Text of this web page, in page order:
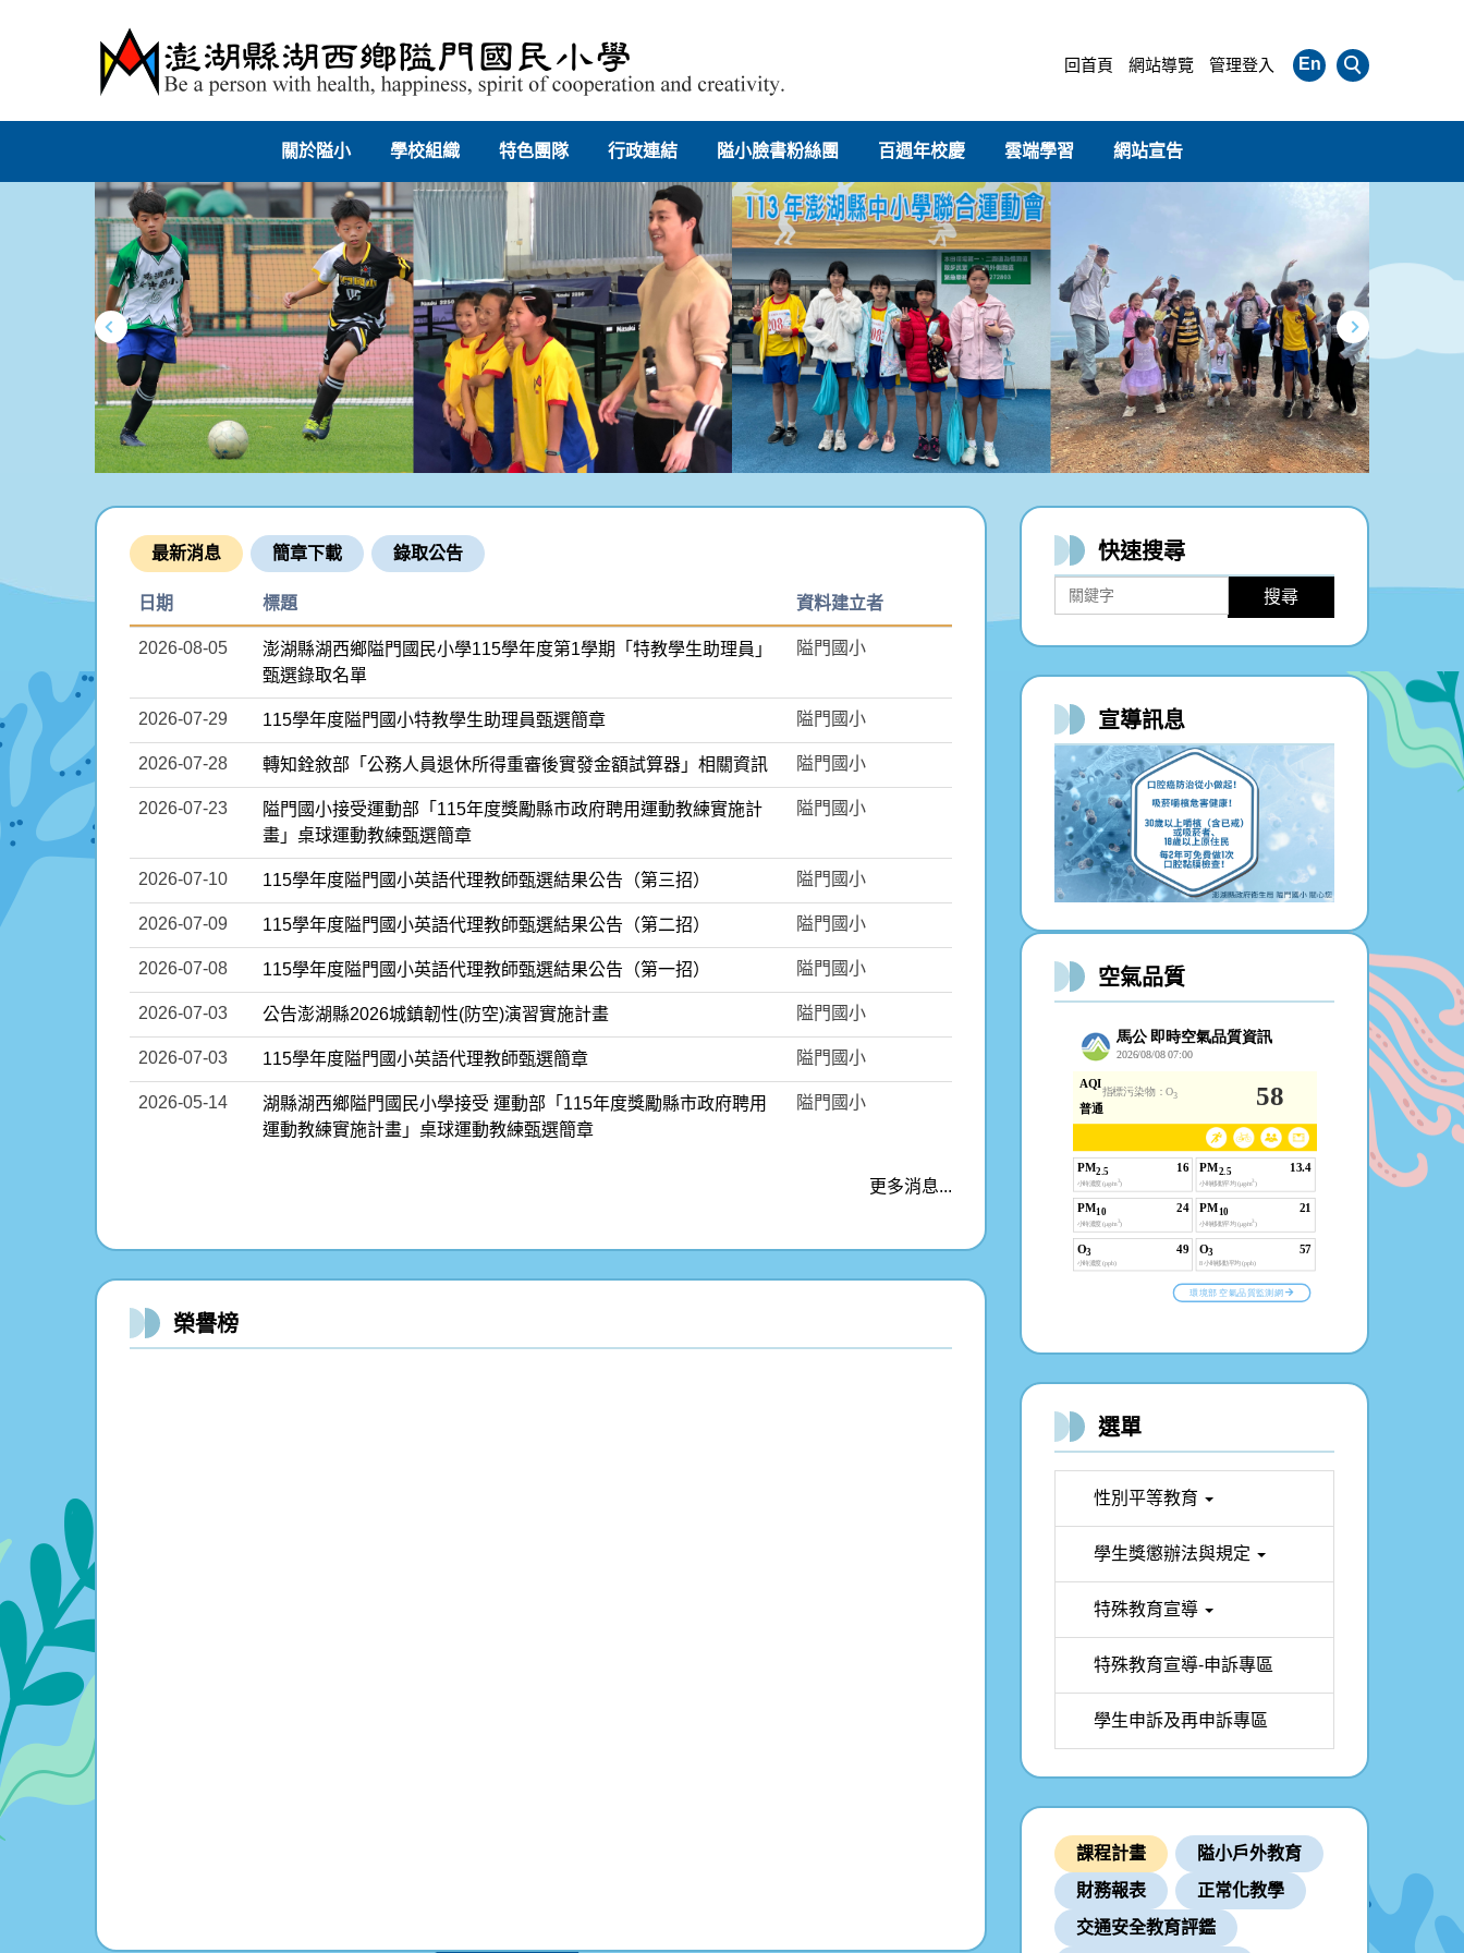
內
En
回首頁 網站導覽 管理登入
關於隘小 學校組織 特色團隊 行政連結 隘小臉書粉絲團 百週年校慶 雲端學習 網站宣告
最新消息 簡章下載 錄取公告
日期 標題 資料建立者
2026-08-05
澎湖縣湖西鄉隘門國民小學115學年度第1學期「特教學生助理員」
甄選錄取名單
隘門國小
2026-07-29 115學年度隘門國小特教學生助理員甄選簡章 隘門國小
2026-07-28 轉知銓敘部「公務人員退休所得重審後實發金額試算器」相關資訊 隘門國小
2026-07-23
隘門國小接受運動部「115年度獎勵縣市政府聘用運動教練實施計
畫」桌球運動教練甄選簡章
隘門國小
2026-07-10 115學年度隘門國小英語代理教師甄選結果公告（第三招） 隘門國小
2026-07-09 115學年度隘門國小英語代理教師甄選結果公告（第二招） 隘門國小
2026-07-08 115學年度隘門國小英語代理教師甄選結果公告（第一招） 隘門國小
2026-07-03 公告澎湖縣2026城鎮韌性(防空)演習實施計畫 隘門國小
2026-07-03 115學年度隘門國小英語代理教師甄選簡章 隘門國小
2026-05-14
湖縣湖西鄉隘門國民小學接受 運動部「115年度獎勵縣市政府聘用
運動教練實施計畫」桌球運動教練甄選簡章
隘門國小
更多消息...
榮譽榜
快速搜尋
搜尋
宣導訊息
空氣品質
選單
性別平等教育
學生獎懲辦法與規定
特殊教育宣導
特殊教育宣導-申訴專區
學生申訴及再申訴專區
課程計畫
隘小戶外教育
財務報表
正常化教學
交通安全教育評鑑